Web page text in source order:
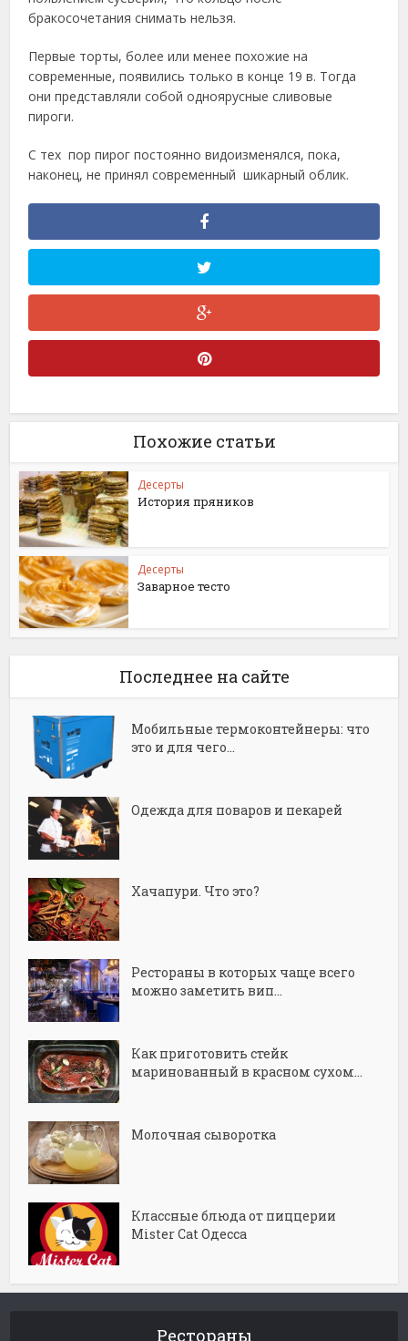
бракосочетания снимать нельзя.
Первые торты, более или менее похожие на
современные, появились только в конце 19 в. Тогда
они представляли собой одноярусные сливовые
пироги.
С тех пор пирог постоянно видоизменялся, пока,
наконец, не принял современный шикарный облик.
Похожие статьи
Десерты
История пряников
Десерты
Заварное тесто
Последнее на сайте
Мобильные термоконтейнеры: что
это и для чего...
Одежда для поваров и пекарей
Хачапури. Что это?
Рестораны в которых чаще всего
можно заметить вип...
Как приготовить стейк
маринованный в красном сухом...
Молочная сыворотка
Классные блюда от пиццерии
Mister Cat Одесса
Рестораны